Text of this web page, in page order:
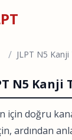
/ JLPT N5
N5 Kanji
için doğru
ardından